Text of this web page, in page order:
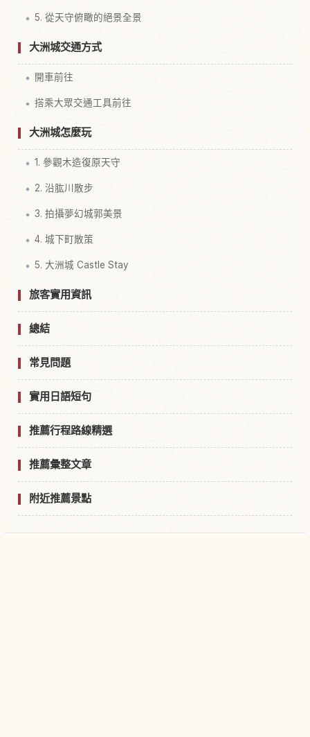
5. 從天守俯瞰的絕景全景
大洲城交通方式
開車前往
搭乘大眾交通工具前往
大洲城怎麼玩
1. 參觀木造復原天守
2. 沿肱川散步
3. 拍攝夢幻城郭美景
4. 城下町散策
5. 大洲城 Castle Stay
旅客實用資訊
總結
常見問題
實用日語短句
推薦行程路線精選
推薦彙整文章
附近推薦景點